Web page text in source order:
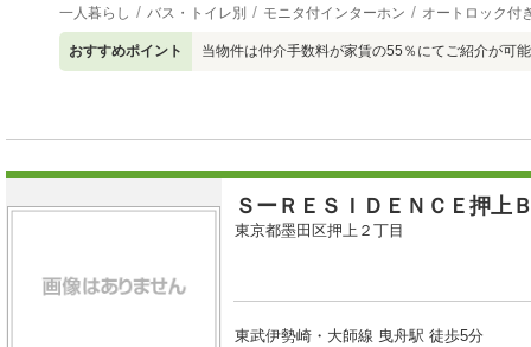
一人暮らし バス・トイレ別 モニタ付インターホン オートロック付
おすすめポイント 当物件は仲介手数料が家賃の55％にてご紹介が可
ＳーＲＥＳＩＤＥＮＣＥ押上
東京都墨田区押上２丁目
東武伊勢崎・大師線 曳舟駅 徒歩5分